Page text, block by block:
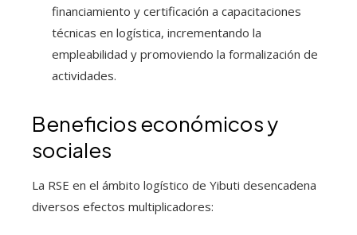
financiamiento y certificación a capacitaciones
técnicas en logística, incrementando la
empleabilidad y promoviendo la formalización de
actividades.
Beneficios económicos y
sociales
La RSE en el ámbito logístico de Yibuti desencadena
diversos efectos multiplicadores: